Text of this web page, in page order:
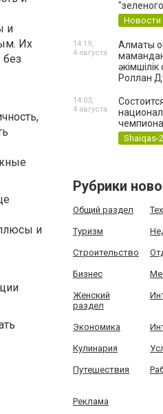
и
Их
без
и
Новости
Алматы
Роллан
14:19,
4 августа
Shaiqas-
14:03,
4 августа
Рубрики
Общий раздел
Туризм
Строительство
Бизнес
Женский
раздел
Экономика
Кулинария
Путешествия
Реклама